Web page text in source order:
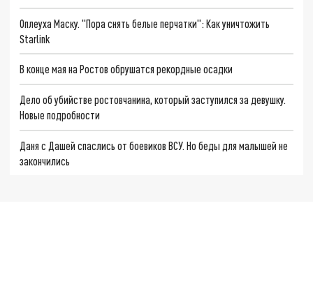
Оплеуха Маску. "Пора снять белые перчатки": Как уничтожить
Starlink
В конце мая на Ростов обрушатся рекордные осадки
Дело об убийстве ростовчанина, который заступился за девушку.
Новые подробности
Даня с Дашей спаслись от боевиков ВСУ. Но беды для малышей не
закончились